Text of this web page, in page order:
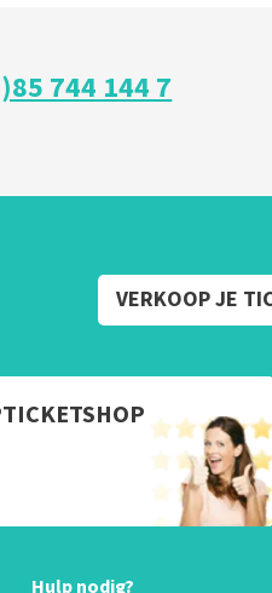
744 144 7
VERKOOP JE
Hulp nodig?